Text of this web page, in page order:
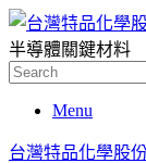
半導體關鍵材料
Search
for:
Menu
台灣特品化學股